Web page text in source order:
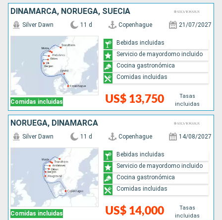
DINAMARCA, NORUEGA, SUECIA
Comidas incluidas
Silver Dawn 11 d Copenhague 21/07/2027
US$ 13,750
Tasas
incluidas
Bebidas incluidas
Servicio de mayordomo incluido
Cocina gastronómica
Comidas incluidas
NORUEGA, DINAMARCA
Comidas incluidas
Silver Dawn 11 d Copenhague 14/08/2027
US$ 14,000
Tasas
incluidas
Bebidas incluidas
Servicio de mayordomo incluido
Cocina gastronómica
Comidas incluidas